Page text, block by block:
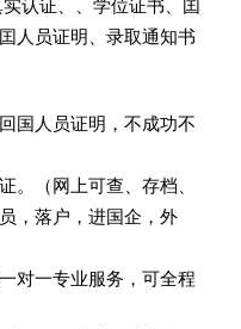
认证、、学位证书、囯
人员证明、录取通知书
国人员证明，不成功不
。（网上可查、存档、
，落户，进国企，外
对一专业服务，可全程